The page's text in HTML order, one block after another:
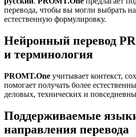
перевода, чтобы вы могли выбрать
естественную формулировку.
Нейронный перевод
и терминология
PROMT.One учитывает контекст,
помогает получать более
деловых, технических и
Поддерживаемые
направления перевода